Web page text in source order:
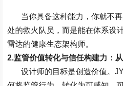
当你具备这种能力，你就不
处的救火队员，而是能在体系设
雷达的健康生态架构师。
2.监管价值转化与信任构建力：
设计师的目标是创造价值。